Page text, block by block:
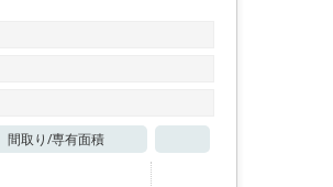
間取り/専有面積